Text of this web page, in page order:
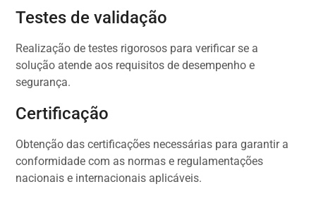
Testes de validação
Realização de testes rigorosos para verificar se a
solução atende aos requisitos de desempenho e
segurança.
Certificação
Obtenção das certificações necessárias para garantir a
conformidade com as normas e regulamentações
nacionais e internacionais aplicáveis.